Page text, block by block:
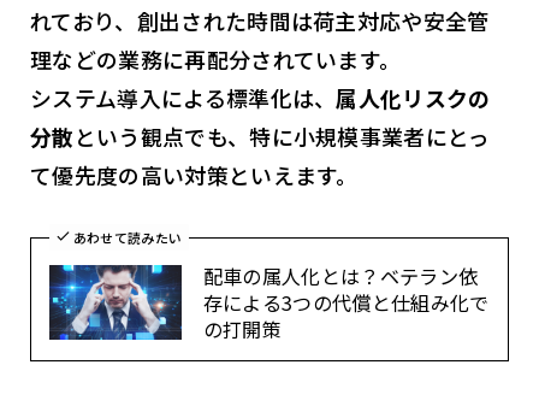
れており、創出された時間は荷主対応や安全管
理などの業務に再配分されています。
システム導入による標準化は、属人化リスクの
分散という観点でも、特に小規模事業者にとっ
て優先度の高い対策といえます。
あわせて読みたい
配車の属人化とは？ベテラン依
存による3つの代償と仕組み化で
の打開策